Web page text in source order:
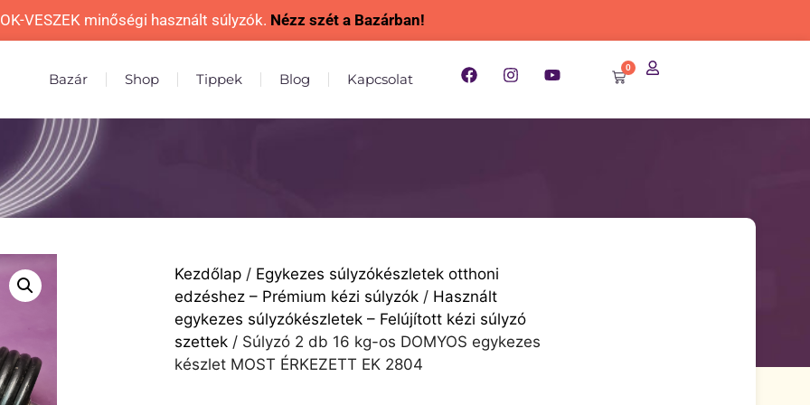
VESZEK minőségi használt súlyzók. Nézz szét a Bazárban!
Bazár Shop Tippek Blog Kapcsolat
0
Kezdőlap/ Egykezes súlyzókészletek otthoni
edzéshez – Prémium kézi súlyzók/ Használt
egykezes súlyzókészletek – Felújított kézi súlyzó
szettek/ Súlyzó 2 db 16 kg-os DOMYOS egykezes
készlet MOST ÉRKEZETT EK 2804